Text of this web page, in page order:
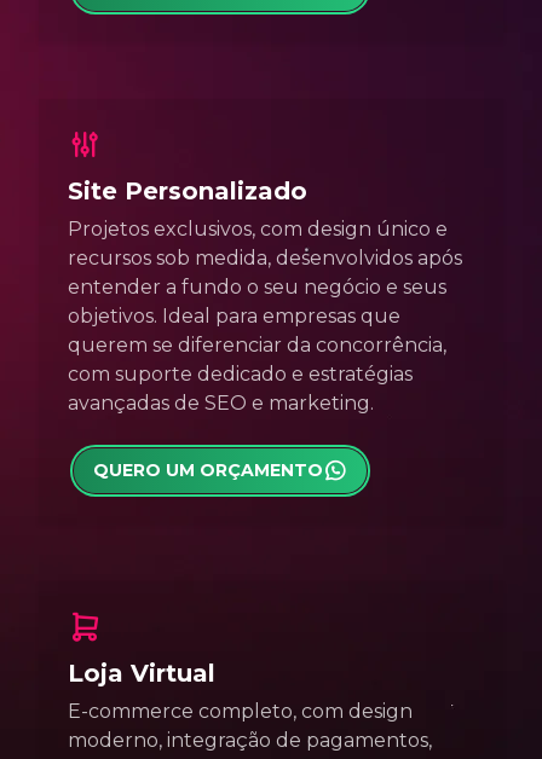
Site Personalizado
Projetos exclusivos, com design único e
recursos sob medida, desenvolvidos após
entender a fundo o seu negócio e seus
objetivos. Ideal para empresas que
querem se diferenciar da concorrência,
com suporte dedicado e estratégias
avançadas de SEO e marketing.
QUERO UM ORÇAMENTO
Loja Virtual
E-commerce completo, com design
moderno, integração de pagamentos,